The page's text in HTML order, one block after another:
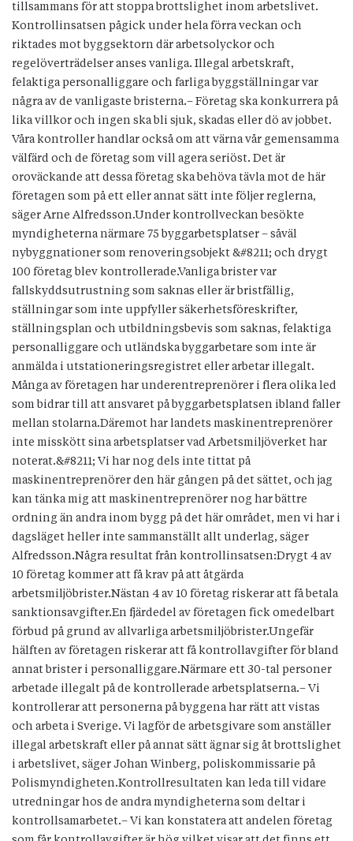
tillsammans för att stoppa brottslighet inom arbetslivet.
Kontrollinsatsen pågick under hela förra veckan och
riktades mot byggsektorn där arbetsolyckor och
regelöverträdelser anses vanliga. Illegal arbetskraft,
felaktiga personalliggare och farliga byggställningar var
några av de vanligaste bristerna.– Företag ska konkurrera på
lika villkor och ingen ska bli sjuk, skadas eller dö av jobbet.
Våra kontroller handlar också om att värna vår gemensamma
välfärd och de företag som vill agera seriöst. Det är
oroväckande att dessa företag ska behöva tävla mot de här
företagen som på ett eller annat sätt inte följer reglerna,
säger Arne Alfredsson.Under kontrollveckan besökte
myndigheterna närmare 75 byggarbetsplatser – såväl
nybyggnationer som renoveringsobjekt &#8211; och drygt
100 företag blev kontrollerade.Vanliga brister var
fallskyddsutrustning som saknas eller är bristfällig,
ställningar som inte uppfyller säkerhetsföreskrifter,
ställningsplan och utbildningsbevis som saknas, felaktiga
personalliggare och utländska byggarbetare som inte är
anmälda i utstationeringsregistret eller arbetar illegalt.
Många av företagen har underentreprenörer i flera olika led
som bidrar till att ansvaret på byggarbetsplatsen ibland faller
mellan stolarna.Däremot har landets maskinentreprenörer
inte misskött sina arbetsplatser vad Arbetsmiljöverket har
noterat.&#8211; Vi har nog dels inte tittat på
maskinentreprenörer den här gången på det sättet, och jag
kan tänka mig att maskinentreprenörer nog har bättre
ordning än andra inom bygg på det här området, men vi har i
dagsläget heller inte sammanställt allt underlag, säger
Alfredsson.Några resultat från kontrollinsatsen:Drygt 4 av
10 företag kommer att få krav på att åtgärda
arbetsmiljöbrister.Nästan 4 av 10 företag riskerar att få betala
sanktionsavgifter.En fjärdedel av företagen fick omedelbart
förbud på grund av allvarliga arbetsmiljöbrister.Ungefär
hälften av företagen riskerar att få kontrollavgifter för bland
annat brister i personalliggare.Närmare ett 30-tal personer
arbetade illegalt på de kontrollerade arbetsplatserna.– Vi
kontrollerar att personerna på byggena har rätt att vistas
och arbeta i Sverige. Vi lagför de arbetsgivare som anställer
illegal arbetskraft eller på annat sätt ägnar sig åt brottslighet
i arbetslivet, säger Johan Winberg, poliskommissarie på
Polismyndigheten.Kontrollresultaten kan leda till vidare
utredningar hos de andra myndigheterna som deltar i
kontrollsamarbetet.– Vi kan konstatera att andelen företag